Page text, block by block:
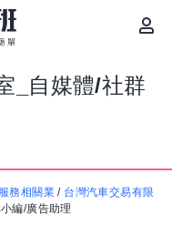
_自媒體/社群
務相關業 / 台灣汽車交易有限
編/廣告助理